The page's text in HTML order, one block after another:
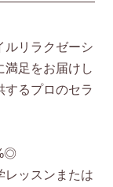
ルリラクゼーシ
満足をお届けし
するプロのセラ
レッスンまたは